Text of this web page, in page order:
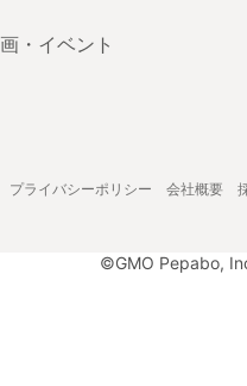
・イベント
プライバシーポリシー 会社概要
©GMO Pepabo,